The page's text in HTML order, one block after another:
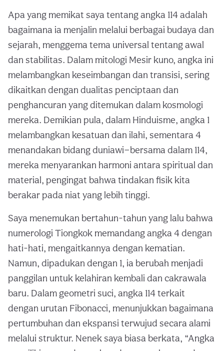
Apa yang memikat saya tentang angka 114 adalah
bagaimana ia menjalin melalui berbagai budaya dan
sejarah, menggema tema universal tentang awal
dan stabilitas. Dalam mitologi Mesir kuno, angka ini
melambangkan keseimbangan dan transisi, sering
dikaitkan dengan dualitas penciptaan dan
penghancuran yang ditemukan dalam kosmologi
mereka. Demikian pula, dalam Hinduisme, angka 1
melambangkan kesatuan dan ilahi, sementara 4
menandakan bidang duniawi—bersama dalam 114,
mereka menyarankan harmoni antara spiritual dan
material, pengingat bahwa tindakan fisik kita
berakar pada niat yang lebih tinggi.
Saya menemukan bertahun-tahun yang lalu bahwa
numerologi Tiongkok memandang angka 4 dengan
hati-hati, mengaitkannya dengan kematian.
Namun, dipadukan dengan 1, ia berubah menjadi
panggilan untuk kelahiran kembali dan cakrawala
baru. Dalam geometri suci, angka 114 terkait
dengan urutan Fibonacci, menunjukkan bagaimana
pertumbuhan dan ekspansi terwujud secara alami
melalui struktur. Nenek saya biasa berkata, “Angka